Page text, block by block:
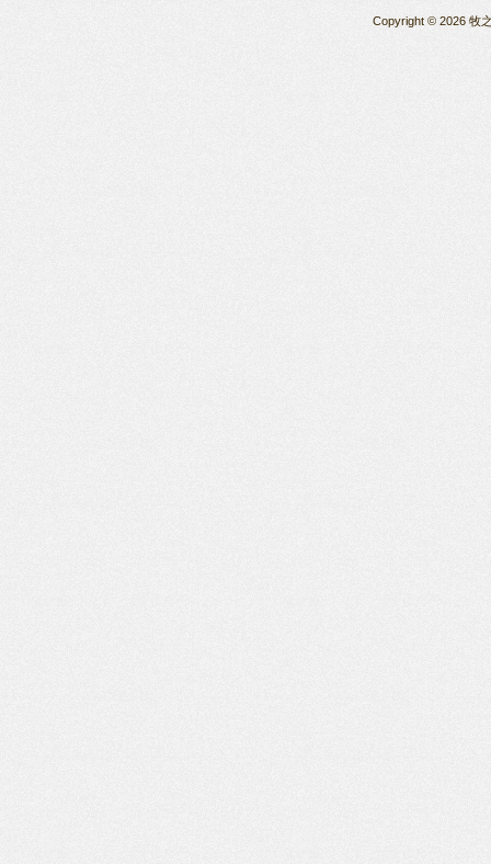
Copyright © 2026 牧